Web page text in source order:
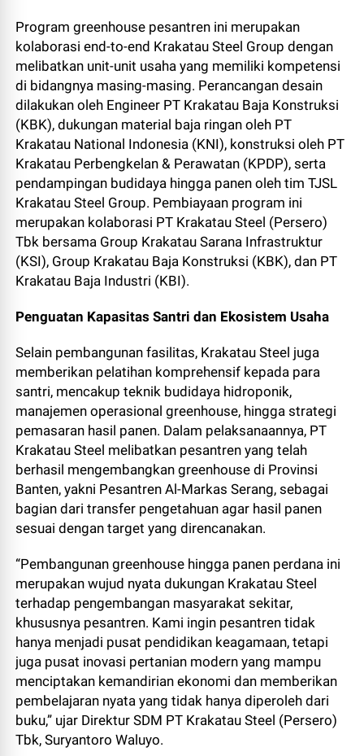
Program greenhouse pesantren ini merupakan
kolaborasi end-to-end Krakatau Steel Group dengan
melibatkan unit-unit usaha yang memiliki kompetensi
di bidangnya masing-masing. Perancangan desain
dilakukan oleh Engineer PT Krakatau Baja Konstruksi
(KBK), dukungan material baja ringan oleh PT
Krakatau National Indonesia (KNI), konstruksi oleh PT
Krakatau Perbengkelan & Perawatan (KPDP), serta
pendampingan budidaya hingga panen oleh tim TJSL
Krakatau Steel Group. Pembiayaan program ini
merupakan kolaborasi PT Krakatau Steel (Persero)
Tbk bersama Group Krakatau Sarana Infrastruktur
(KSI), Group Krakatau Baja Konstruksi (KBK), dan PT
Krakatau Baja Industri (KBI).
Penguatan Kapasitas Santri dan Ekosistem Usaha
Selain pembangunan fasilitas, Krakatau Steel juga
memberikan pelatihan komprehensif kepada para
santri, mencakup teknik budidaya hidroponik,
manajemen operasional greenhouse, hingga strategi
pemasaran hasil panen. Dalam pelaksanaannya, PT
Krakatau Steel melibatkan pesantren yang telah
berhasil mengembangkan greenhouse di Provinsi
Banten, yakni Pesantren Al-Markas Serang, sebagai
bagian dari transfer pengetahuan agar hasil panen
sesuai dengan target yang direncanakan.
“Pembangunan greenhouse hingga panen perdana ini
merupakan wujud nyata dukungan Krakatau Steel
terhadap pengembangan masyarakat sekitar,
khususnya pesantren. Kami ingin pesantren tidak
hanya menjadi pusat pendidikan keagamaan, tetapi
juga pusat inovasi pertanian modern yang mampu
menciptakan kemandirian ekonomi dan memberikan
pembelajaran nyata yang tidak hanya diperoleh dari
buku,” ujar Direktur SDM PT Krakatau Steel (Persero)
Tbk, Suryantoro Waluyo.